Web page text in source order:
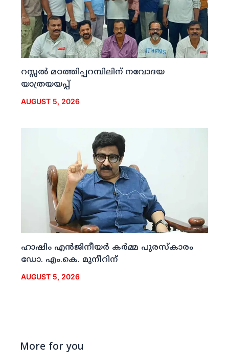
റസ്സല്‍ മഠത്തിപ്പറമ്പിലിന് നവോദയ
യാത്രയയപ്പ്
AUGUST 5, 2026
ഹാഷിം എന്‍ജിനീയര്‍ കര്‍മ്മ പുരസ്‌കാരം
ഡോ. എം.കെ. മുനീറിന്
AUGUST 5, 2026
More for you